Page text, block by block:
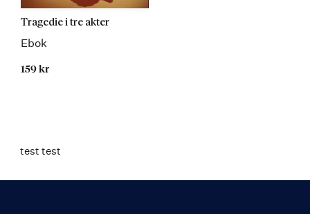
Tragedie i tre akter
Ebok
159 kr
test test